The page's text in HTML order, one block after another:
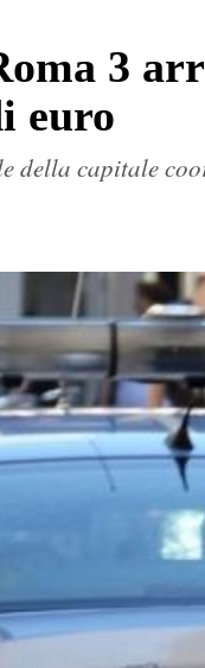
3
euro
della capitale